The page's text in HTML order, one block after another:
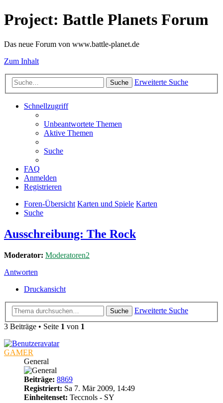
Project: Battle Planets Forum
Das neue Forum von www.battle-planet.de
Zum Inhalt
Suche Erweiterte Suche
Schnellzugriff
Unbeantwortete Themen
Aktive Themen
Suche
FAQ
Anmelden
Registrieren
Foren-Übersicht Karten und Spiele Karten
Suche
Ausschreibung: The Rock
Moderator: Moderatoren2
Antworten
Druckansicht
Suche
Erweiterte Suche
3 Beiträge • Seite 1 von 1
GAMER
General
Beiträge: 8869
Registriert: Sa 7. Mär 2009, 14:49
Einheitenset: Teccnols - SY